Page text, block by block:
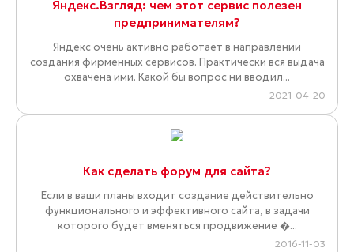
Яндекс.Взгляд: чем этот сервис полезен
предпринимателям?
Яндекс очень активно работает в направлении
создания фирменных сервисов. Практически вся выдача
охвачена ими. Какой бы вопрос ни вводил...
2021-04-20
Как сделать форум для сайта?
Если в ваши планы входит создание действительно
функционального и эффективного сайта, в задачи
которого будет вменяться продвижение �...
2016-11-03